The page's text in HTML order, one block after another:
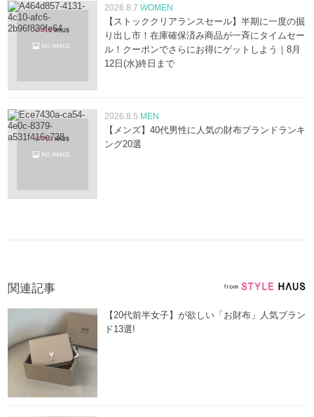
2026.8.7 WOMEN
【ストッククリアランスセール】半期に一度の掘
り出し市！在庫確保済み商品が一斉にタイムセー
ル！クーポンでさらにお得にゲットしよう｜8月
12日(水)終日まで
2026.8.5 MEN
【メンズ】40代男性に人気の財布ブランドランキ
ング20選
関連記事
【20代前半女子】が欲しい「お財布」人気ブラン
ド13選!